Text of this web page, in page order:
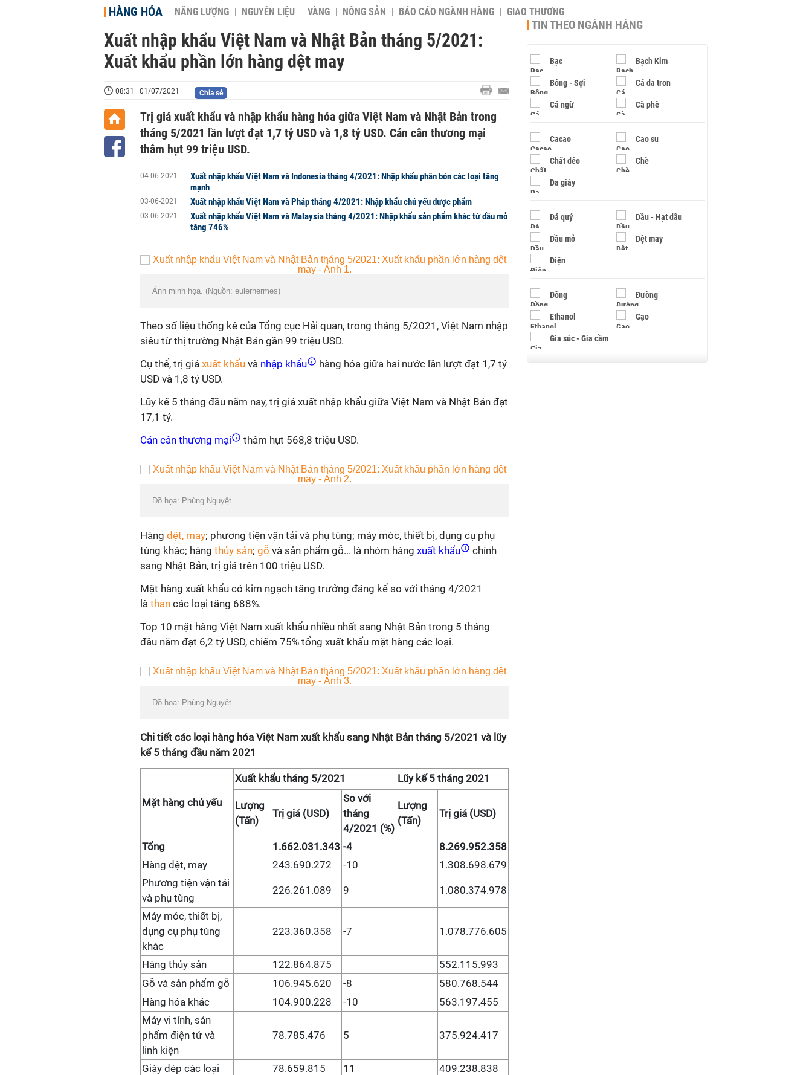
HÀNG HÓA NĂNG LƯỢNG NGUYÊN LIỆU VÀNG NÔNG SẢN BÁO CÁO NGÀNH HÀNG GIAO THƯƠNG
Xuất nhập khẩu Việt Nam và Nhật Bản tháng 5/2021:
Xuất khẩu phần lớn hàng dệt may
08:31 | 01/07/2021 Chia sẻ
Trị giá xuất khẩu và nhập khẩu hàng hóa giữa Việt Nam và Nhật Bản trong
tháng 5/2021 lần lượt đạt 1,7 tỷ USD và 1,8 tỷ USD. Cán cân thương mại
thâm hụt 99 triệu USD.
04-06-2021
Xuất nhập khẩu Việt Nam và Indonesia tháng 4/2021: Nhập khẩu phân bón các loại tăng
mạnh
03-06-2021 Xuất nhập khẩu Việt Nam và Pháp tháng 4/2021: Nhập khẩu chủ yếu dược phẩm
03-06-2021
Xuất nhập khẩu Việt Nam và Malaysia tháng 4/2021: Nhập khẩu sản phẩm khác từ dầu mỏ
tăng 746%
Ảnh minh họa. (Nguồn: eulerhermes)
Theo số liệu thống kê của Tổng cục Hải quan, trong tháng 5/2021, Việt Nam nhập
siêu từ thị trường Nhật Bản gần 99 triệu USD.
Cụ thể, trị giá xuất khẩu và nhập khẩu
hàng hóa giữa hai nước lần lượt đạt 1,7 tỷ
USD và 1,8 tỷ USD.
Lũy kế 5 tháng đầu năm nay, trị giá xuất nhập khẩu giữa Việt Nam và Nhật Bản đạt
17,1 tỷ.
Cán cân thương mại
thâm hụt 568,8 triệu USD.
Đồ họa: Phùng Nguyệt
Hàng dệt, may; phương tiện vận tải và phụ tùng; máy móc, thiết bị, dụng cụ phụ
tùng khác; hàng thủy sản; gỗ và sản phẩm gỗ... là nhóm hàng xuất khẩu
chính
sang Nhật Bản, trị giá trên 100 triệu USD.
Mặt hàng xuất khẩu có kim ngạch tăng trưởng đáng kể so với tháng 4/2021
là than các loại tăng 688%.
Top 10 mặt hàng Việt Nam xuất khẩu nhiều nhất sang Nhật Bản trong 5 tháng
đầu năm đạt 6,2 tỷ USD, chiếm 75% tổng xuất khẩu mặt hàng các loại.
Đồ họa: Phùng Nguyệt
Chi tiết các loại hàng hóa Việt Nam xuất khẩu sang Nhật Bản tháng 5/2021 và lũy
kế 5 tháng đầu năm 2021
Mặt hàng chủ yếu
Xuất khẩu tháng 5/2021 Lũy kế 5 tháng 2021
Lượng
(Tấn)
Trị giá (USD)
So với
tháng
4/2021 (%)
Lượng
(Tấn)
Trị giá (USD)
Tổng 1.662.031.343 -4
8.269.952.358
Hàng dệt, may
243.690.272 -10
1.308.698.679
Phương tiện vận tải
và phụ tùng
226.261.089 9 1.080.374.978
Máy móc, thiết bị,
dụng cụ phụ tùng
khác
223.360.358 -7 1.078.776.605
Hàng thủy sản 122.864.875
552.115.993
Gỗ và sản phẩm gỗ
106.945.620 -8
580.768.544
Hàng hóa khác
104.900.228 -10
563.197.455
Máy vi tính, sản
phẩm điện tử và
linh kiện
78.785.476 5 375.924.417
Giày dép các loại 78.659.815 11
409.238.838
TIN THEO NGÀNH HÀNG
Bạc Bạch Kim
Bông - Sợi Cá da trơn
Cá ngừ Cà phê
Cacao Cao su
Chất dẻo Chè
Da giày
Đá quý Dầu - Hạt dầu
Dầu mỏ Dệt may
Điện
Đồng Đường
Ethanol Gạo
Gia súc - Gia cầm